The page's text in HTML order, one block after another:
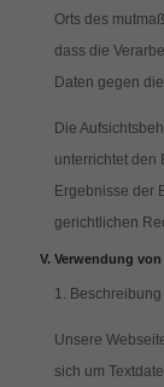
Orts des
dass die
Daten gegen
Die
unterrichtet den
Ergebnisse der
gerichtlichen
Verwendung
1.
Unsere
sich um